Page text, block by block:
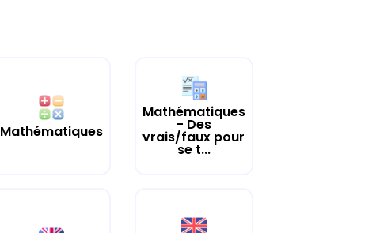
Mathématiques
Mathématiques
- Des
vrais/faux pour
se t...